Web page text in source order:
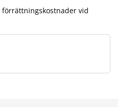
förrättningskostnader vid